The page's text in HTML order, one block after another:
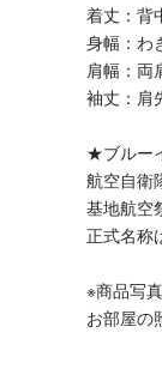
着丈：背
身幅：わ
肩幅：両
袖丈：肩
★ブルー
航空自衛
基地航空
正式名称
※商品写
お部屋の